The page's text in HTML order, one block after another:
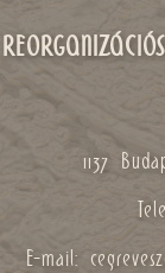
1137
E-mail: